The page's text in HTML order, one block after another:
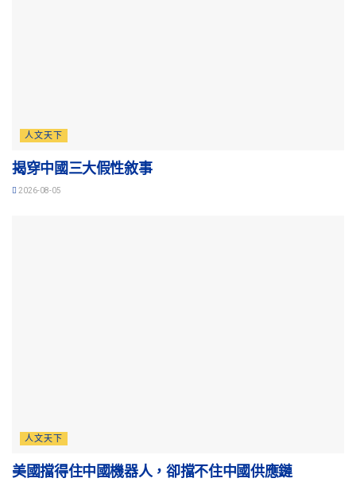
人文天下
揭穿中國三大假性敘事
2026-08-05
人文天下
美國擋得住中國機器人，卻擋不住中國供應鏈